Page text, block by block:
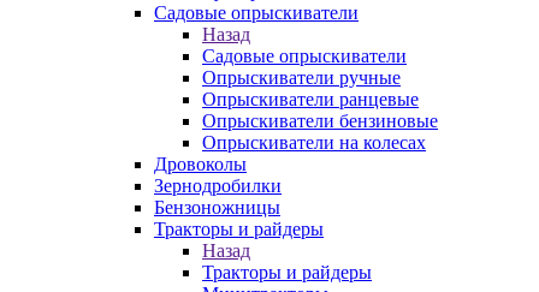
Садовые опрыскиватели
Назад
Садовые опрыскиватели
Опрыскиватели ручные
Опрыскиватели ранцевые
Опрыскиватели бензиновые
Опрыскиватели на колесах
Дровоколы
Зернодробилки
Бензоножницы
Тракторы и райдеры
Назад
Тракторы и райдеры